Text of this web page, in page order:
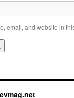
email, and website in